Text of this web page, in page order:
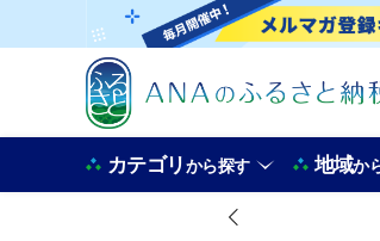
カテゴリから探す 地域か